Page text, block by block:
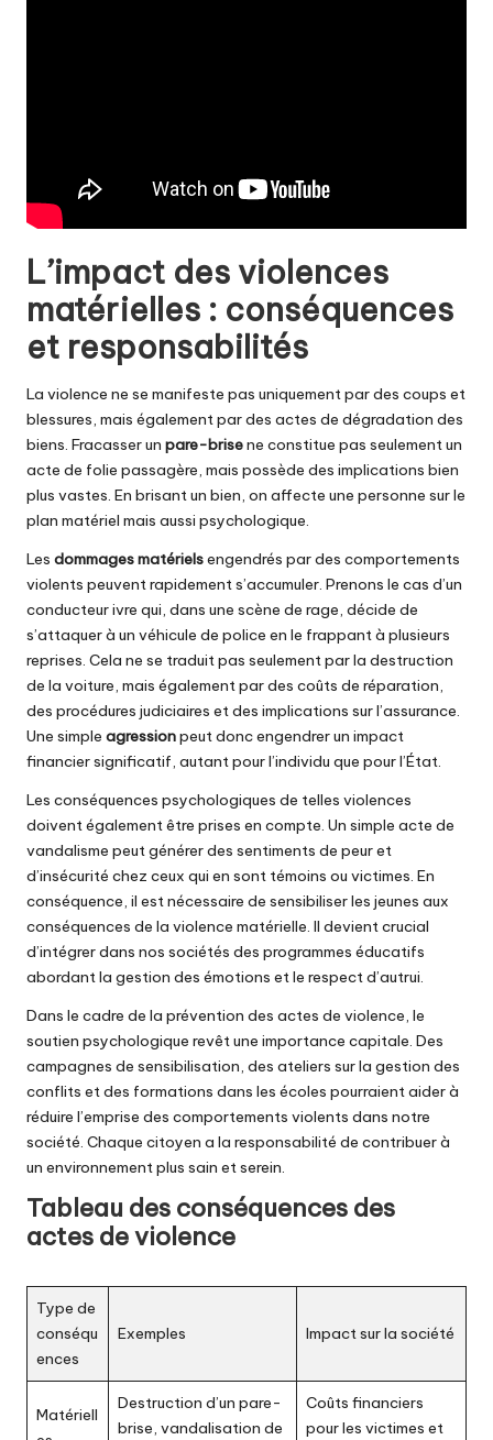
L’impact des violences
matérielles : conséquences
et responsabilités
La violence ne se manifeste pas uniquement par des coups et
blessures, mais également par des actes de dégradation des
biens. Fracasser un pare-brisene constitue pas seulement un
acte de folie passagère, mais possède des implications bien
plus vastes. En brisant un bien, on affecte une personne sur le
plan matériel mais aussi psychologique.
Les dommages matérielsengendrés par des comportements
violents peuvent rapidement s’accumuler. Prenons le cas d’un
conducteur ivre qui, dans une scène de rage, décide de
s’attaquer à un véhicule de police en le frappant à plusieurs
reprises. Cela ne se traduit pas seulement par la destruction
de la voiture, mais également par des coûts de réparation,
des procédures judiciaires et des implications sur l’assurance.
Une simple agressionpeut donc engendrer un impact
financier significatif, autant pour l’individu que pour l’État.
Les conséquences psychologiques de telles violences
doivent également être prises en compte. Un simple acte de
vandalisme peut générer des sentiments de peur et
d’insécurité chez ceux qui en sont témoins ou victimes. En
conséquence, il est nécessaire de sensibiliser les jeunes aux
conséquences de la violence matérielle. Il devient crucial
d’intégrer dans nos sociétés des programmes éducatifs
abordant la gestion des émotions et le respect d’autrui.
Dans le cadre de la prévention des actes de violence, le
soutien psychologique revêt une importance capitale. Des
campagnes de sensibilisation, des ateliers sur la gestion des
conflits et des formations dans les écoles pourraient aider à
réduire l’emprise des comportements violents dans notre
société. Chaque citoyen a la responsabilité de contribuer à
un environnement plus sain et serein.
Tableau des conséquences des
actes de violence
Type de
conséqu
ences
Exemples Impact sur la société
Matériell
Destruction d’un pare-
brise, vandalisation de
Coûts financiers
pour les victimes et